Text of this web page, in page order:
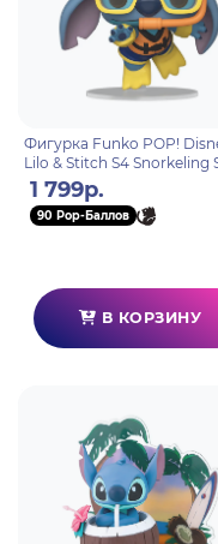
Фигурка Funko POP!
Lilo & Stitch S4 Snorkeling
(1742) 90343
1 799р.
90 Pop-Баллов
В КОРЗИНУ